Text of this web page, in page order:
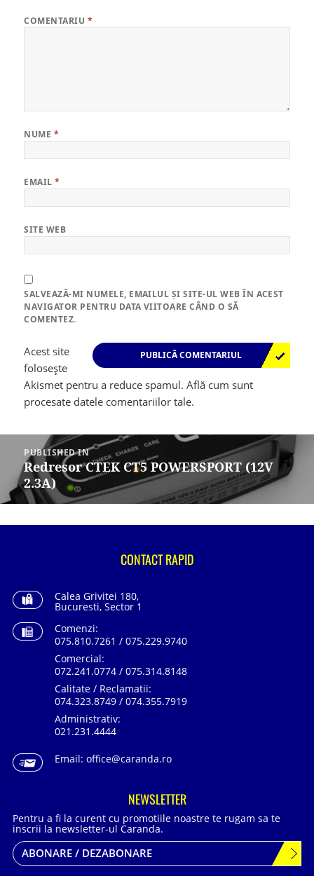
COMENTARIU *
NUME *
EMAIL*
SITE WEB
SALVEAZĂ-MI NUMELE, EMAILUL ȘI SITE-UL WEB ÎN ACEST
NAVIGATOR PENTRU DATA VIITOARE CÂND O SĂ
COMENTEZ.
Acest site
folosește
Akismet pentru a reduce spamul.Află cum sunt
procesate datele comentariilor tale.
Navigare
articole
PUBLISHED IN
Redresor CTEK CT5 POWERSPORT (12V
2.3A)
CONTACT RAPID
Calea Grivitei 180,
Bucuresti, Sector 1
Comenzi:
075.810.7261 / 075.229.9740
Comercial:
072.241.0774 / 075.314.8148
Calitate / Reclamatii:
074.323.8749 / 074.355.7919
Administrativ:
021.231.4444
Email: office@caranda.ro
NEWSLETTER
Pentru a fi la curent cu promotiile noastre te rugam sa te
inscrii la newsletter-ul Caranda.
ABONARE / DEZABONARE